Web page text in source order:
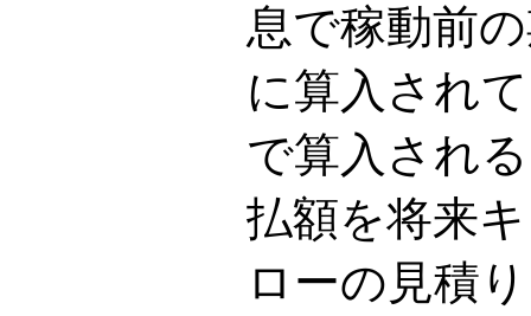
息で稼動前
に算入され
で算入され
払額を将来
ローの見積